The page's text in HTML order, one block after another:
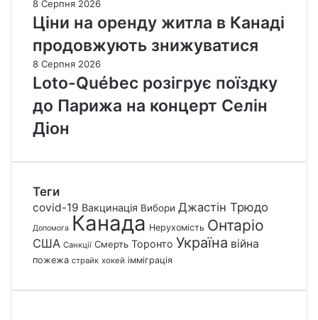
8 Серпня 2026
Ціни на оренду житла в Канаді
продовжують знижуватися
8 Серпня 2026
Loto-Québec розігрує поїздку
до Парижа на концерт Селін
Діон
Теги
covid-19 Вакцинація Вибори Джастін Трюдо
Допомога Канада Нерухомість Онтаріо
США Санкції Смерть Торонто Україна війна
пожежа страйк хокей імміграція